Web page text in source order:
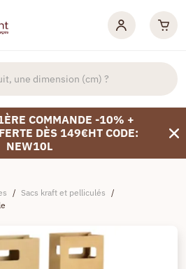
COMMANDE -10% +
DÈS 149€HT CODE:
NEW10L
/ Sacs kraft et pelliculés /